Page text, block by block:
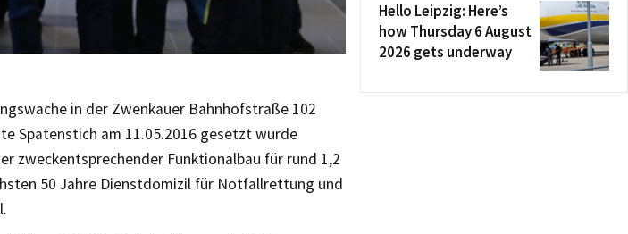
in der Zwenkauer Bahnhofstraße 102
Spatenstich am 11.05.2016 gesetzt wurde
zweckentsprechender Funktionalbau für rund 1,2
50 Jahre Dienstdomizil für Notfallrettung und
Hello Leipzig: Here’s
how Thursday 6 August
2026 gets underway